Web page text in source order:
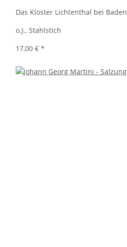
Das Kloster Lichtenthal bei Baden
o.J., Stahlstich
17,00 € *